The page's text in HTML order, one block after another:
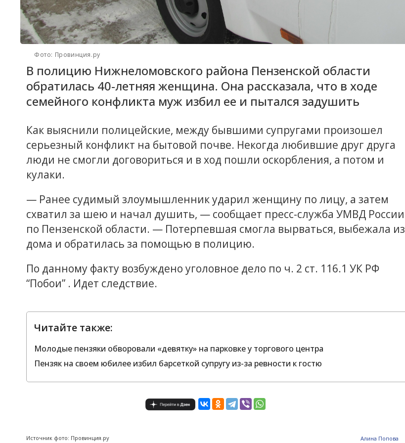
Фото: Провинция.ру
В полицию Нижнеломовского района Пензенской области
обратилась 40-летняя женщина. Она рассказала, что в ходе
семейного конфликта муж избил ее и пытался задушить
Как выяснили полицейские, между бывшими супругами произошел
серьезный конфликт на бытовой почве. Некогда любившие друг друга
люди не смогли договориться и в ход пошли оскорбления, а потом и
кулаки.
— Ранее судимый злоумышленник ударил женщину по лицу, а затем
схватил за шею и начал душить, — сообщает пресс-служба УМВД России
по Пензенской области. — Потерпевшая смогла вырваться, выбежала из
дома и обратилась за помощью в полицию.
По данному факту возбуждено уголовное дело по ч. 2 ст. 116.1 УК РФ
“Побои” . Идет следствие.
Читайте также:
Молодые пензяки обворовали «девятку» на парковке у торгового центра
Пензяк на своем юбилее избил барсеткой супругу из-за ревности к гостю
Источник фото: Провинция.ру Алина Попова